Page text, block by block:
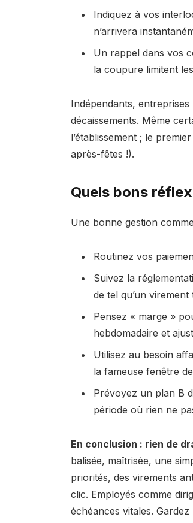
Indiquez à vos
n’arrivera
Un rappel dans vos
la coupure limitent
Indépendants,
décaissements. Même
l’établissement ; le
après-fêtes !).
Quels bons
Une bonne gestion
Routinez vos
Suivez la
de tel qu’un
Pensez « marge »
hebdomadaire et
Utilisez au besoin
la fameuse fenêtre
Prévoyez un plan B
période où rien ne
En conclusion : rien de
balisée, maîtrisée, une
priorités, des virements
clic. Employés comme
échéances vitales.